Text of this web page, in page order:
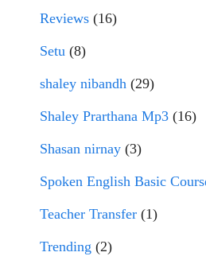
Reviews (16)
Setu (8)
shaley nibandh (29)
Shaley Prarthana Mp3 (16)
Shasan nirnay (3)
Spoken English Basic
Teacher Transfer (1)
Trending (2)